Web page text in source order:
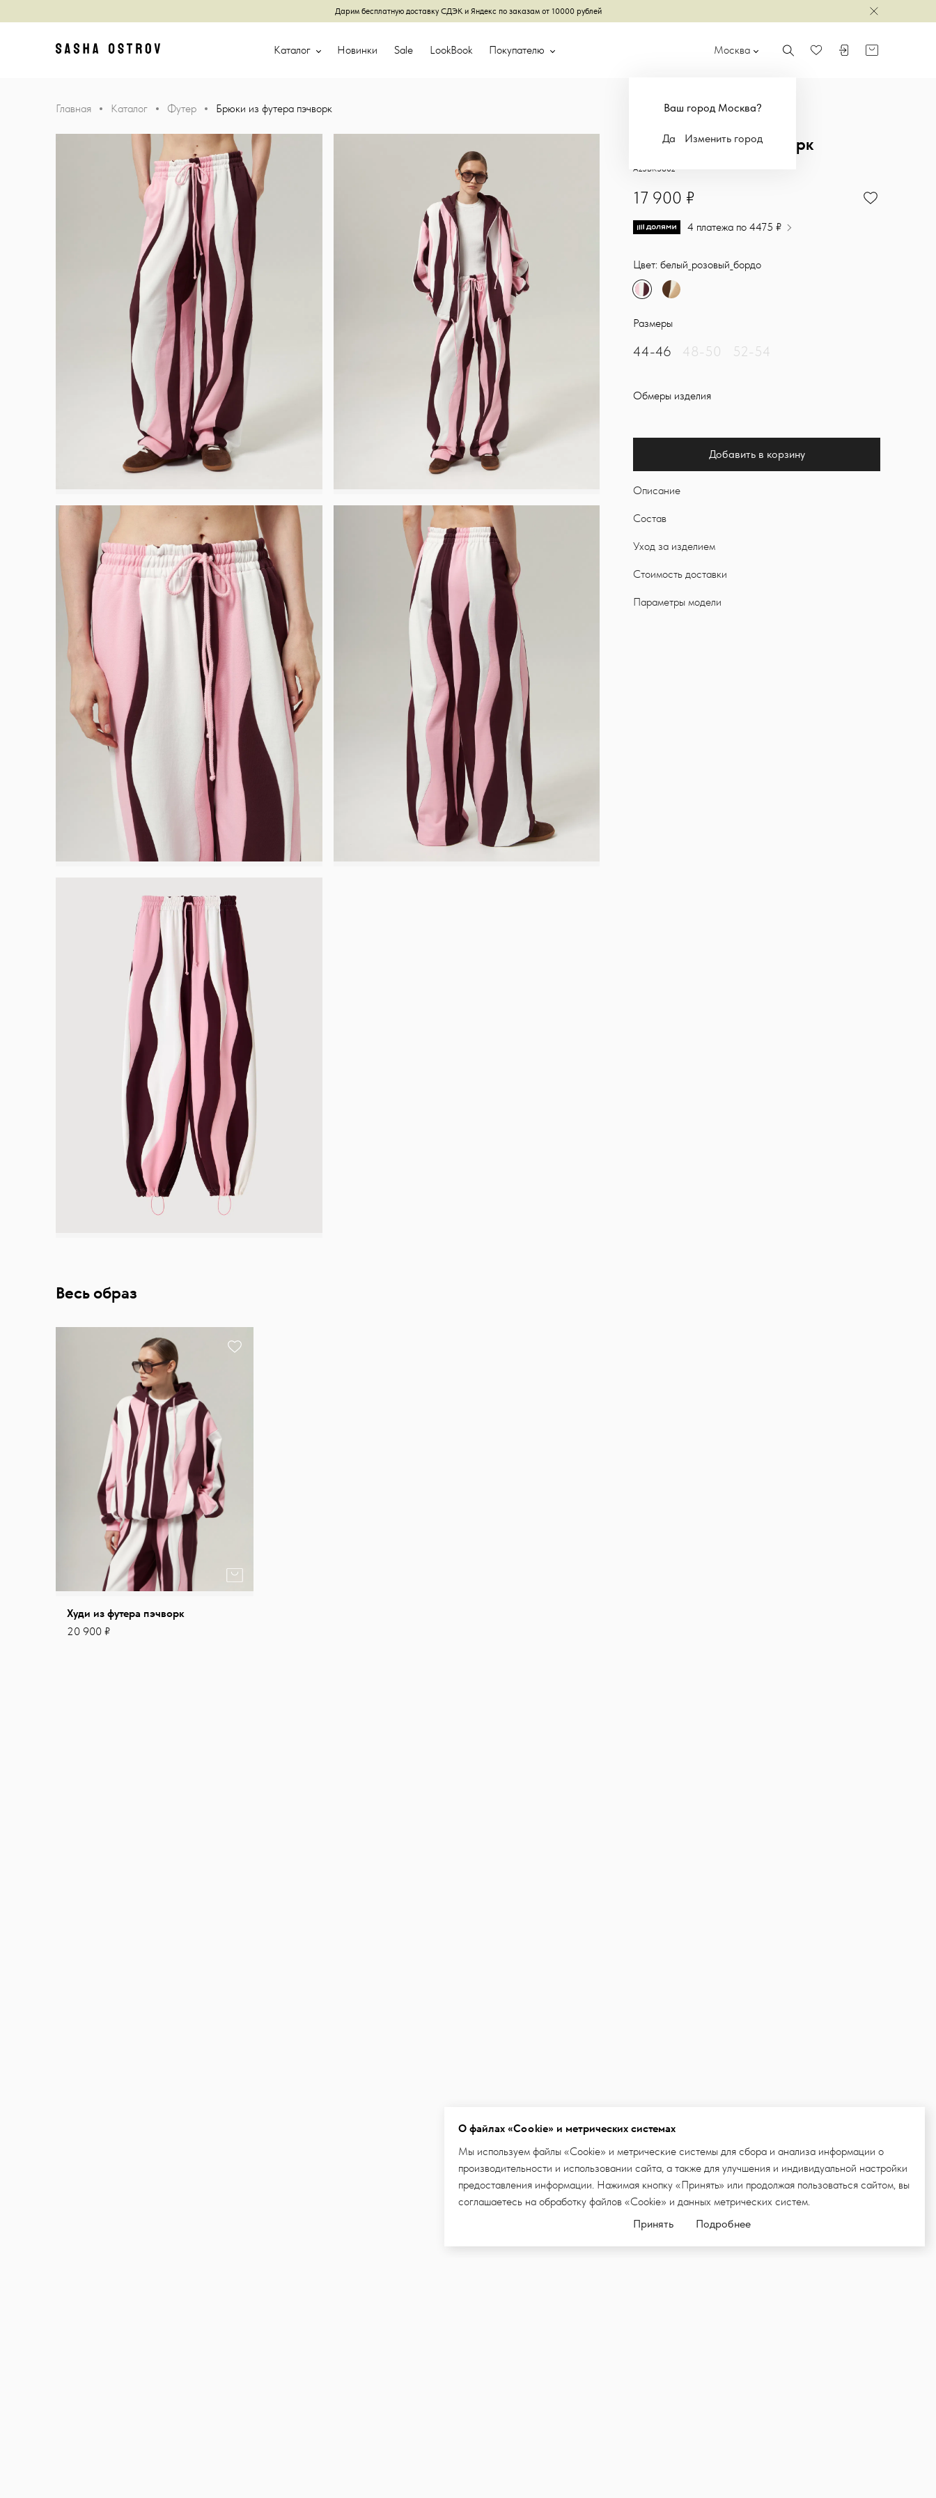
Дарим бесплатную доставку СДЭК и Яндекс по заказам от 10000 рублей Закрыть
Главная Каталог Новинки Sale LookBook Покупателю Москва
Ваш город Москва?
Да Изменить город
Поиск ИзбранноеВойти или
Корзина
Главная Каталог Футер Брюки из футера пэчворк
Брюки из футера пэчворк
Эксклюзивные брюки из японского футера, выполненные в
Sasha Ostrov
A25BR3802
17900
17 900 ₽
4 платежа по 4475 ₽
Цвет: белый_розовый_бордо
Размеры
44-46 48-50 52-54
Обмеры изделия
Добавить в корзину
Описание
Состав
Уход за изделием
Стоимость доставки
Параметры модели
Весь образ
Худи из футера пэчворк
20 900 ₽
О файлах «Cookie» и метрических системах
Мы используем файлы «Cookie» и метрические системы для сбора и анализа информации о
производительности и использовании сайта, а также для улучшения и индивидуальной настройки
предоставления информации. Нажимая кнопку «Принять» или продолжая пользоваться сайтом, вы
соглашаетесь на обработку файлов «Cookie» и данных метрических систем.
Принять
Подробнее